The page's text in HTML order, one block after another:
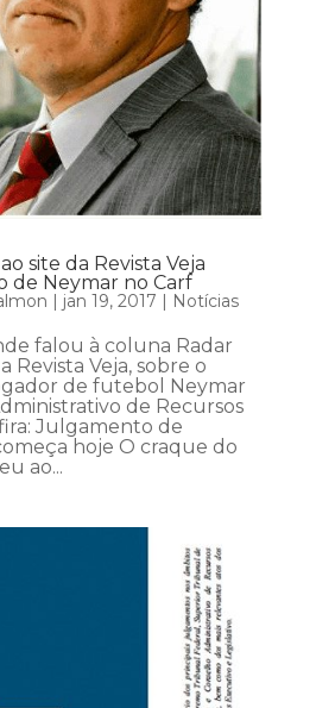
site da Revista Veja
de Neymar no Carf
| jan 19, 2017 | Notícias
falou à coluna Radar
Revista Veja, sobre o
de futebol Neymar
de Recursos
Julgamento de
hoje O craque do
ao...